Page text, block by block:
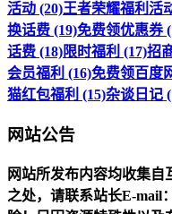
活动 (20)王者荣耀福利活
换话费 (19)免费领优惠券
话费 (18)限时福利 (17)招
会员福利 (16)免费领百度
猫红包福利 (15)杂谈日记
网站公告
网站所发布内容均收集
之处，请联系站长E-mail